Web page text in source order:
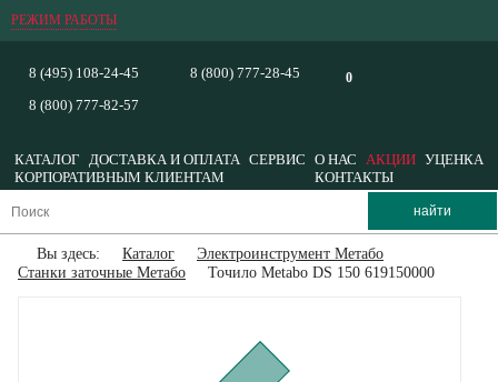
РЕЖИМ РАБОТЫ
0
8 (495) 108-24-45
8 (800) 777-82-57
8 (800) 777-28-45
КАТАЛОГ ДОСТАВКА И ОПЛАТА СЕРВИС О НАС АКЦИИ УЦЕНКА
КОРПОРАТИВНЫМ КЛИЕНТАМ
КОНТАКТЫ
Вы здесь: Каталог
Электроинструмент Метабо
Станки заточные Метабо
Точило Metabo DS 150 619150000